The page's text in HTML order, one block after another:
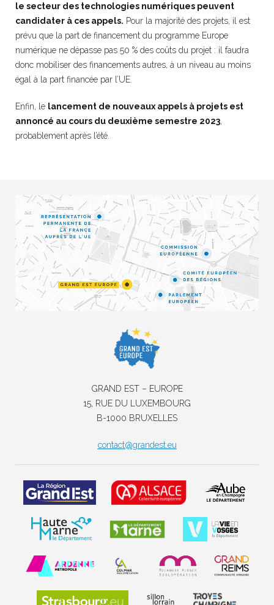
le secteur des technologies numériques peuvent
candidater à ces appels. Pour la majorité des projets, il est
prévu que la part de financement du programme Europe
numérique ne dépasse pas 50 % des coûts du projet : il faudra
donc mobiliser des financements autres, à un niveau au moins
égal à la part financée par l’UE.
Enfin, le lancement de nouveaux appels à projets est
annoncé au cours du deuxième semestre 2023,
probablement après l’été.
GRAND EST – EUROPE
15, RUE DU LUXEMBOURG
B-1000 BRUXELLES
contact@grandest.eu